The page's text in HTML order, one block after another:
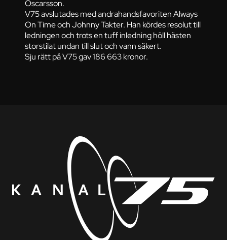
Oscarsson.
V75 avslutades med andrahandsfavoriten Always
On Time och Johnny Takter. Han kördes resolut till
ledningen och trots en tuff inledning höll hästen
storstilat undan till slut och vann säkert.
Sju rätt på V75 gav 186 663 kronor.